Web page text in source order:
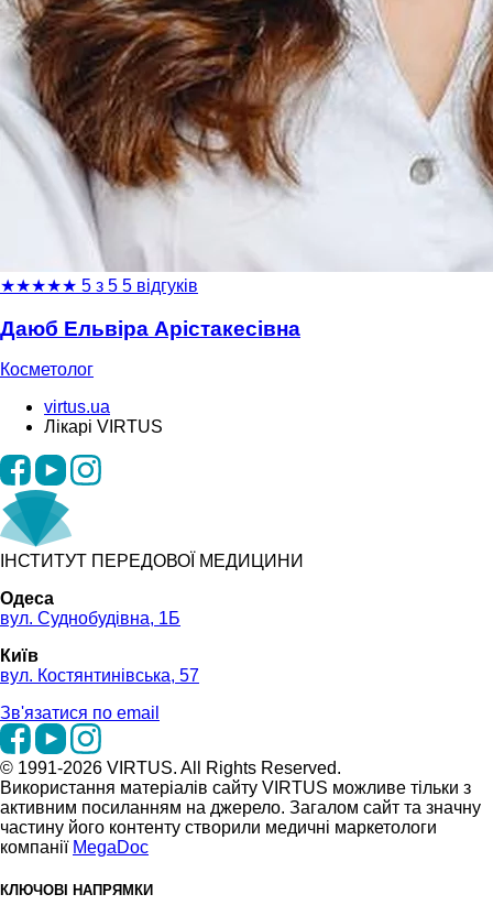
★★★★★ 5 з 5 5 відгуків
Даюб Ельвіра Арістакесівна
Косметолог
virtus.ua
Лікарі VIRTUS
ІНСТИТУТ ПЕРЕДОВОЇ МЕДИЦИНИ
Одеса
вул. Суднобудівна, 1Б
Київ
вул. Костянтинівська, 57
Зв'язатися по email
© 1991-2026 VIRTUS. All Rights Reserved.
Використання матеріалів сайту VIRTUS можливе тільки з
активним посиланням на джерело. Загалом сайт та значну
частину його контенту створили медичні маркетологи
компанії MegaDoc
КЛЮЧОВІ НАПРЯМКИ